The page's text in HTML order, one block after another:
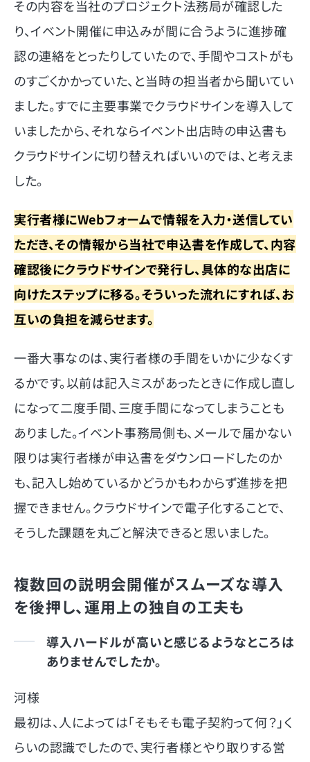
その内容を当社のプロジェクト法務局が確認した
り、イベント開催に申込みが間に合うように進捗確
認の連絡をとったりしていたので、手間やコストがも
のすごくかかっていた、と当時の担当者から聞いてい
ました。すでに主要事業でクラウドサインを導入して
いましたから、それならイベント出店時の申込書も
クラウドサインに切り替えればいいのでは、と考えま
した。
実行者様にWebフォームで情報を入力・送信してい
ただき、その情報から当社で申込書を作成して、内容
確認後にクラウドサインで発行し、具体的な出店に
向けたステップに移る。そういった流れにすれば、お
互いの負担を減らせます。
一番大事なのは、実行者様の手間をいかに少なくす
るかです。以前は記入ミスがあったときに作成し直し
になって二度手間、三度手間になってしまうことも
ありました。イベント事務局側も、メールで届かない
限りは実行者様が申込書をダウンロードしたのか
も、記入し始めているかどうかもわからず進捗を把
握できません。クラウドサインで電子化することで、
そうした課題を丸ごと解決できると思いました。
複数回の説明会開催がスムーズな導入
を後押し、運用上の独自の工夫も
導入ハードルが高いと感じるようなところは
ありませんでしたか。
河様
最初は、人によっては「そもそも電子契約って何？」く
らいの認識でしたので、実行者様とやり取りする営